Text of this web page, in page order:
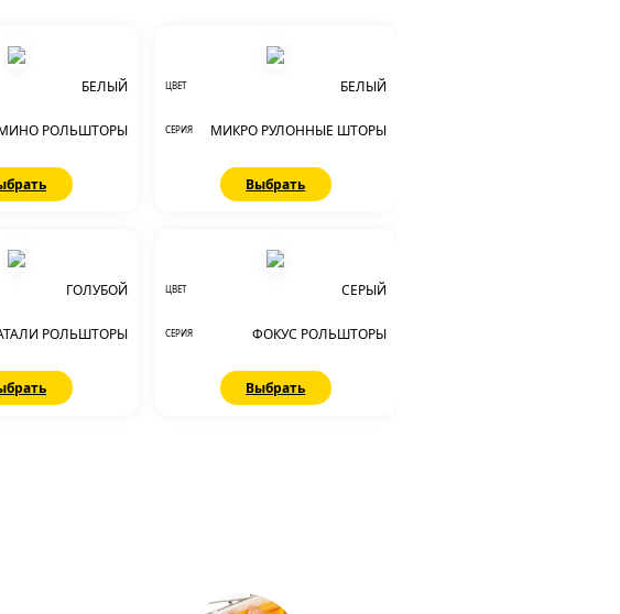
БЕЛЫЙ
РОЛЬШТОРЫ
ЦВЕТ БЕЛЫЙ
СЕРИЯ МИКРО РУЛОННЫЕ ШТОРЫ
Выбрать
ГОЛУБОЙ
РОЛЬШТОРЫ
ЦВЕТ СЕРЫЙ
СЕРИЯ ФОКУС РОЛЬШТОРЫ
Выбрать